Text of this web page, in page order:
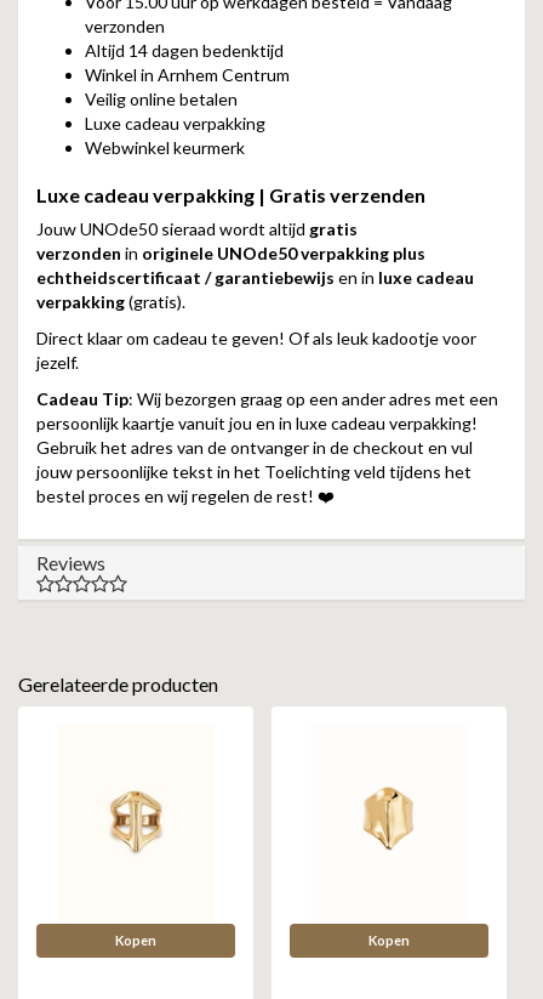
verzonden
Altijd 14 dagen bedenktijd
Winkel in Arnhem Centrum
Veilig online betalen
Luxe cadeau verpakking
Webwinkel keurmerk
Luxe cadeau verpakking | Gratis verzenden
Jouw UNOde50 sieraad wordt altijd gratis
verzonden in originele UNOde50 verpakking plus
echtheidscertificaat / garantiebewijs en in luxe cadeau
verpakking(gratis).
Direct klaar om cadeau te geven! Of als leuk kadootje voor
jezelf.
Cadeau Tip: Wij bezorgen graag op een ander adres met een
persoonlijk kaartje vanuit jou en in luxe cadeau verpakking!
Gebruik het adres van de ontvanger in de checkout en vul
jouw persoonlijke tekst in het Toelichting veld tijdens het
bestel proces en wij regelen de rest! ❤️
Reviews
Gerelateerde producten
Kopen Kopen